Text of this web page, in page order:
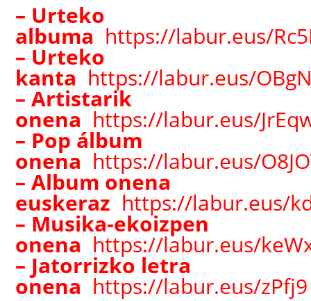
– Urteko
albuma https://labur.eus/
– Urteko
kanta https://labur.eus/
– Artistarik
onena https://labur.eus/
– Pop álbum
onena https://labur.eus/
– Album onena
euskeraz https://labur.eus/
– Musika-ekoizpen
onena https://labur.eus/
– Jatorrizko letra
onena https://labur.eus/zPfj9